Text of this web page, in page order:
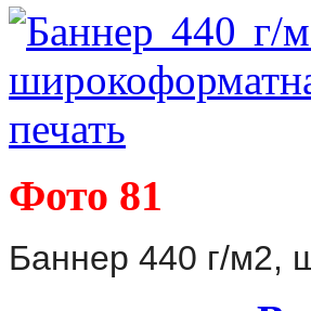
Фото 81
Баннер 440 г/м2,